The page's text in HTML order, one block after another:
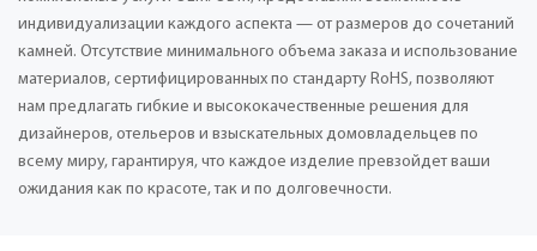
индивидуализации каждого аспекта — от размеров до сочетаний
камней. Отсутствие минимального объема заказа и использование
материалов, сертифицированных по стандарту RoHS, позволяют
нам предлагать гибкие и высококачественные решения для
дизайнеров, отельеров и взыскательных домовладельцев по
всему миру, гарантируя, что каждое изделие превзойдет ваши
ожидания как по красоте, так и по долговечности.